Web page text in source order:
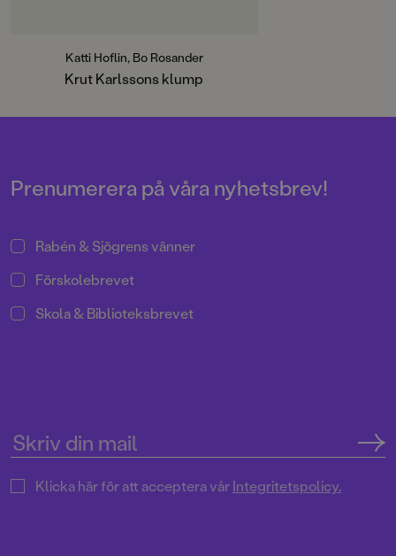
Katti Hoflin, Bo Rosander
Krut Karlssons klump
Prenumerera på våra nyhetsbrev!
Rabén & Sjögrens vänner
Förskolebrevet
Skola & Biblioteksbrevet
Klicka här för att acceptera vårIntegritetspolicy.